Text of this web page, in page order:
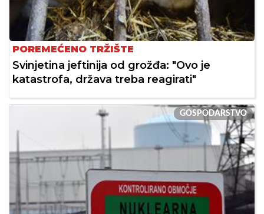
POREMEĆENO TRŽIŠTE
Svinjetina jeftinija od grožđa: "Ovo je
katastrofa, država treba reagirati"
GOSPODARSTVO